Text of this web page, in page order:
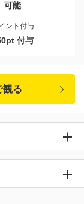
可能
ント付与
付与
観る